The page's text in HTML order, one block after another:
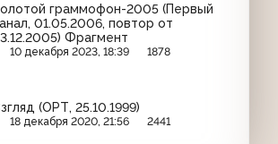
граммофон-2005 (Первый
01.05.2006, повтор от
Фрагмент
10 декабря 2023, 18:39 1878
(ОРТ, 25.10.1999)
18 декабря 2020, 21:56 2441